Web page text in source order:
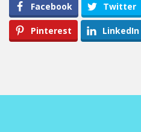
Facebook Twitter
Pinterest LinkedIn